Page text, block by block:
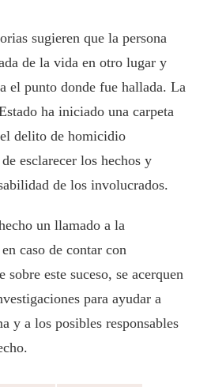
sugieren que la persona
de la vida en otro lugar y
el punto donde fue hallada. La
ha iniciado una carpeta
delito de homicidio
esclarecer los hechos y
de los involucrados.
un llamado a la
caso de contar con
este suceso, se acerquen
para ayudar a
y a los posibles responsables